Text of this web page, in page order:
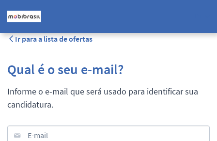
Ir para a lista de ofertas
Qual é o seu e-mail?
Informe o e-mail que será usado para identificar sua
candidatura.
E-mail